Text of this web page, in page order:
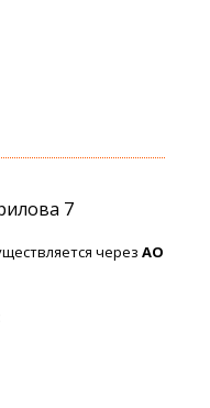
7
черезАО